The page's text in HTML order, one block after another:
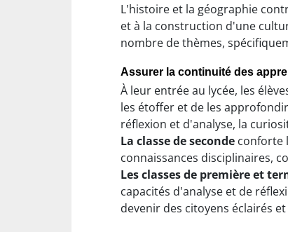
L'histoire et la géographie
et à la construction d'une
nombre de thèmes,
Assurer la continuité des
À leur entrée au lycée, les
les étoffer et de les
réflexion et d'analyse, la
La classe de seconde conforte
connaissances disciplinaires,
Les classes de première et
capacités d'analyse et de
devenir des citoyens éclairés